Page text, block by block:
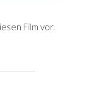
Film vor.